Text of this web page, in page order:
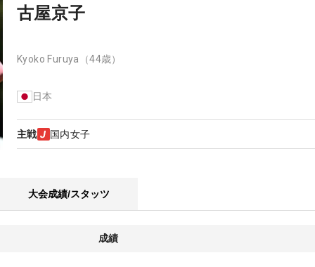
古屋京子
Kyoko Furuya （44歳）
日本
主戦 国内女子
大会成績/スタッツ
成績